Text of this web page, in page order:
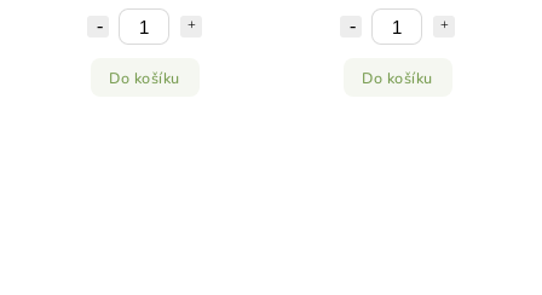
Do košíku Do košíku